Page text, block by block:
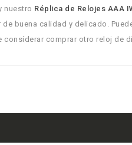
nuestro Réplica de Relojes AAA
buena calidad y delicado.
consíderar comprar otro reloj de